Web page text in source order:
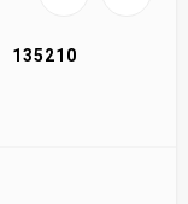
135210